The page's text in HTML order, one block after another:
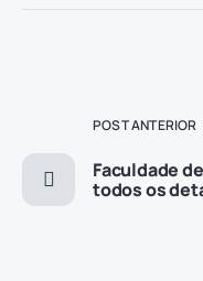
POST ANTERIOR
Faculdade
todos os